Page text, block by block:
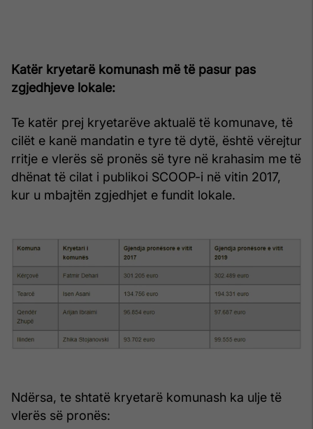
Katër kryetarë komunash më të pasur pas
zgjedhjeve lokale:
Te katër prej kryetarëve aktualë të komunave, të
cilët e kanë mandatin e tyre të dytë, është vërejtur
rritje e vlerës së pronës së tyre në krahasim me të
dhënat të cilat i publikoi SCOOP-i në vitin 2017,
kur u mbajtën zgjedhjet e fundit lokale.
Ndërsa, te shtatë kryetarë komunash ka ulje të
vlerës së pronës: